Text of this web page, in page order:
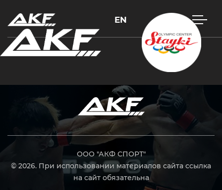
EN
ООО "АКФ СПОРТ"
© 2026. При использовании материалов сайта ссылка
на сайт обязательна
Нажмите Enter для поиска или Esc, чтобы закрыть